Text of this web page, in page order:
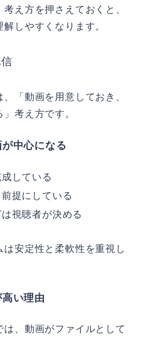
え方を押さえておくと、
しやすくなります。
「動画を用意しておき、
考え方です。
中心になる
している
提にしている
視聴者が決める
は安定性と柔軟性を重視し
い理由
は、動画がファイルとして